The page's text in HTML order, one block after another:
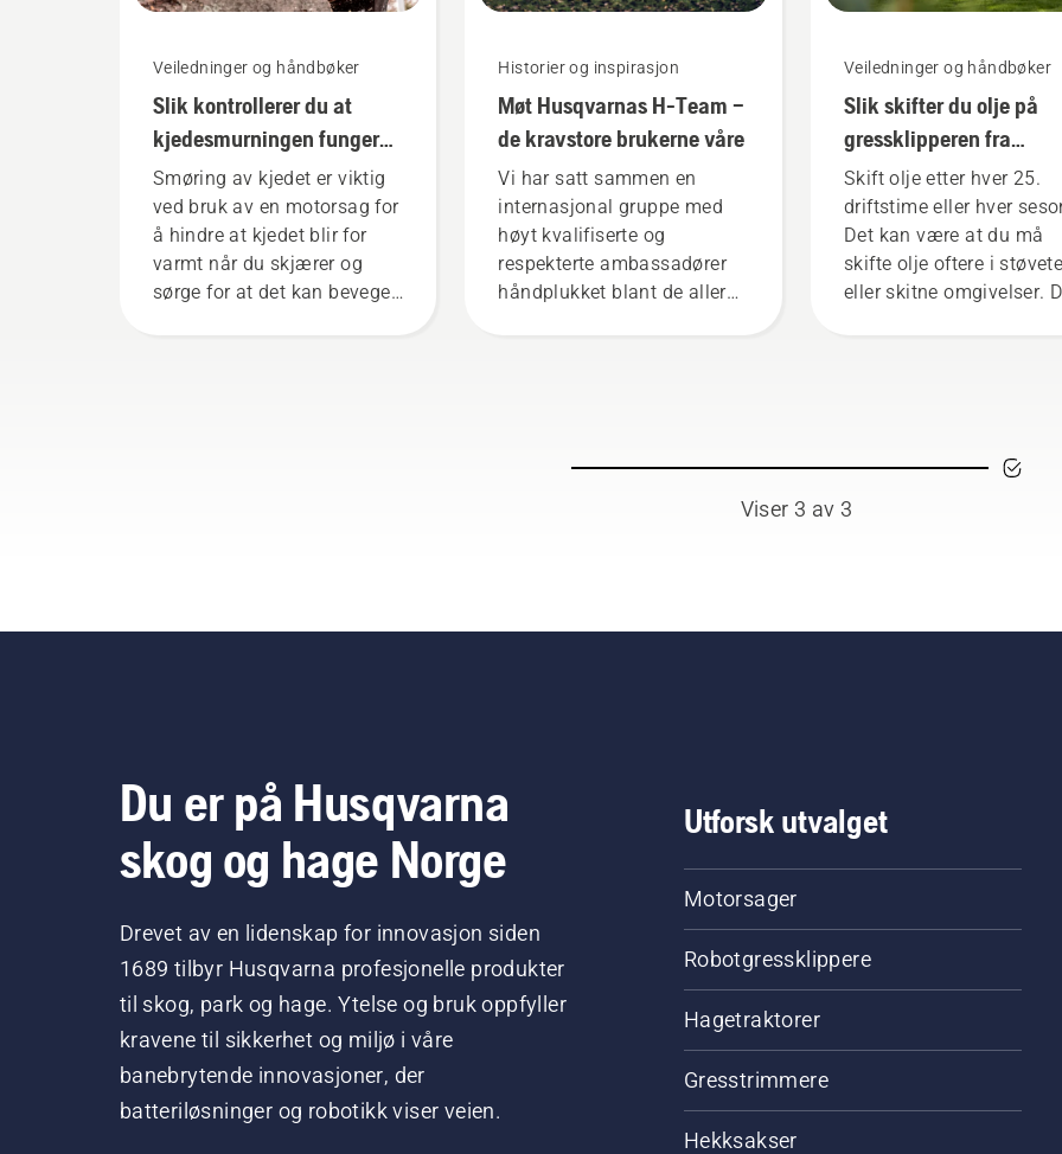
Veiledninger og håndbøker
Slik kontrollerer du at
kjedesmurningen fungerer
på motorsagen
Smøring av kjedet er viktig
ved bruk av en motorsag for
å hindre at kjedet blir for
varmt når du skjærer og
sørge for at det kan bevege
kjedebremsen er koblet fra.
Historier og inspirasjon
Møt Husqvarnas H-Team –
de kravstore brukerne våre
Vi har satt sammen en
internasjonal gruppe med
høyt kvalifiserte og
respekterte ambassadører
håndplukket blant de aller
krevende kunder.
Veiledninger og håndbøker
Slik skifter du olje på
gressklipperen fra
Husqvarna
Skift olje etter hver 25.
driftstime eller hver
Det kan være at du må
skifte olje oftere i støvete
eller skitne omgivelser.
Viser 3 av 3
Du er på Husqvarna
skog og hage Norge
Drevet av en lidenskap for innovasjon siden
1689 tilbyr Husqvarna profesjonelle produkter
til skog, park og hage. Ytelse og bruk oppfyller
kravene til sikkerhet og miljø i våre
banebrytende innovasjoner, der
batteriløsninger og robotikk viser veien.
Utforsk utvalget
Motorsager
Robotgressklippere
Hagetraktorer
Gresstrimmere
Hekksakser